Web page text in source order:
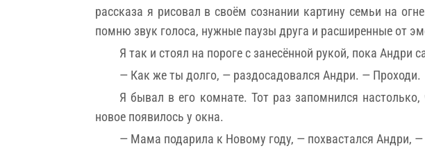
рассказа я рисовал в своём сознании картину семьи на
помню звук голоса, нужные паузы друга и расширенные от
Я так и стоял на пороге с занесённой рукой, пока
— Как же ты долго, — раздосадовался Андри. — Проходи.
Я бывал в его комнате. Тот раз запомнился
новое появилось у окна.
— Мама подарила к Новому году, — похвастался Андри,